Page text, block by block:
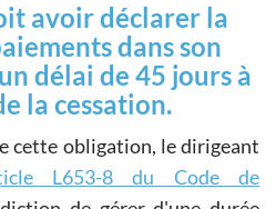
avoir déclarer la
dans son
délai de 45 jours à
la cessation.
cette obligation, le dirigeant
L653-8 du Code de